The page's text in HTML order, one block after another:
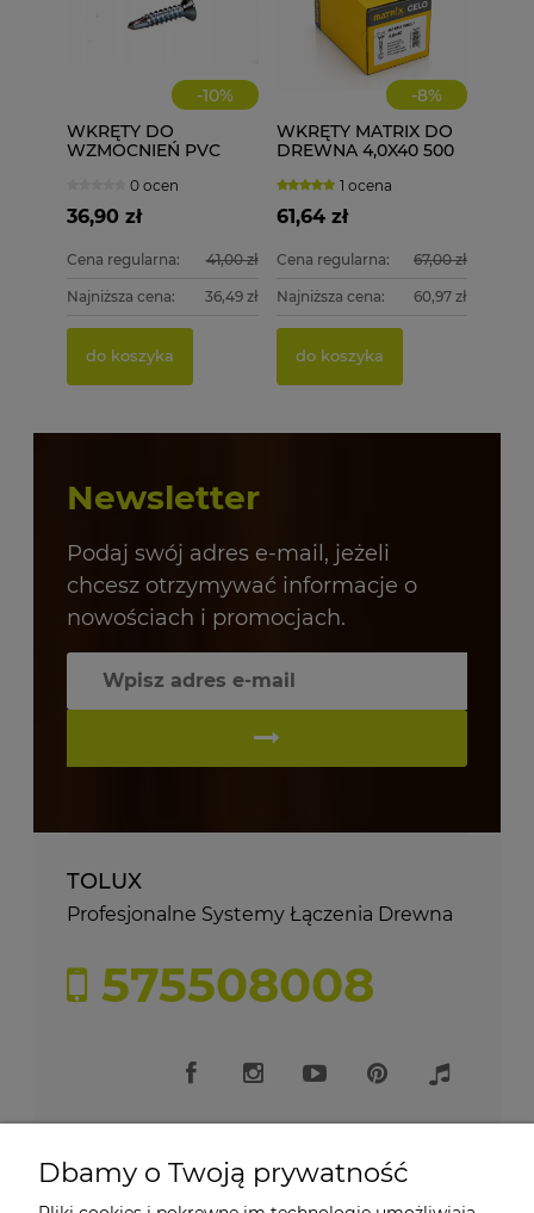
-10%
WKRĘTY DO
WZMOCNIEŃ PVC
1000 szt.0 ocen
36,90 zł
Cena regularna: 41,00 zł
Najniższa cena: 36,49 zł
do koszyka
-8%
WKRĘTY MATRIX DO
DREWNA 4,0X40 500
1 ocena
61,64 zł
Cena regularna: 67,00 zł
Najniższa cena: 60,97 zł
do koszyka
Newsletter
Podaj swój adres e-mail, jeżeli
chcesz otrzymywać informacje o
nowościach i promocjach.
TOLUX
Profesjonalne Systemy Łączenia Drewna
575508008
Dbamy o Twoją prywatność